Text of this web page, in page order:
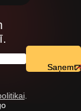
.